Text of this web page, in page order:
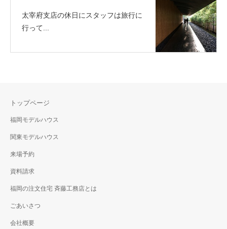
太宰府支店の休日にスタッフは旅行に
行って...
トップページ
福岡モデルハウス
関東モデルハウス
来場予約
資料請求
福岡の注文住宅 斉藤工務店とは
ごあいさつ
会社概要